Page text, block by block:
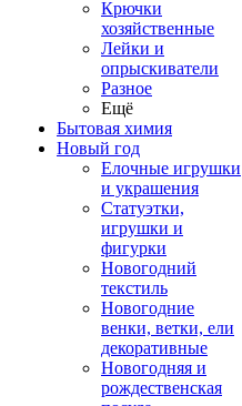
Крючки
хозяйственные
Лейки и
опрыскиватели
Разное
Ещё
Бытовая химия
Новый год
Елочные игрушки
и украшения
Статуэтки,
игрушки и
фигурки
Новогодний
текстиль
Новогодние
венки, ветки, ели
декоративные
Новогодняя и
рождественская